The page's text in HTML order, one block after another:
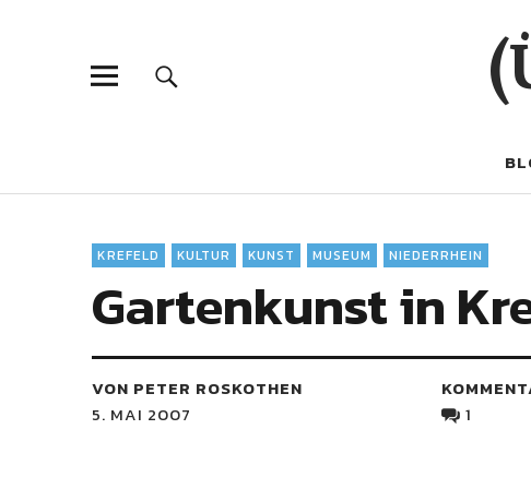
KREFELD KULTUR KUNST MUSEUM NIEDERRHEIN
Gartenkunst in
VON PETER ROSKOTHEN
5. MAI 2007
1